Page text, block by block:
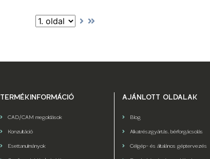
TERMÉKINFORMÁCIÓ
CAD/CAM megoldások
Konzultáció
Esettanulmányok
AJÁNLOTT OLDALAK
Blog
Alkatrészgyártás, bérforgácsolás
Célgép- és általános géptervezés